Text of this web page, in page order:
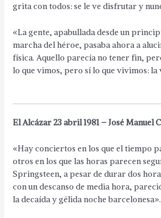
grita con todos: se le ve disfrutar y
«La gente, apabullada desde un
marcha del héroe, pasaba ahora a
física. Aquello parecía no tener fin,
lo que vimos, pero sí lo que vivimos:
El Alcázar 23 abril 1981 – José Manuel
«Hay conciertos en los que el tiempo
otros en los que las horas parecen
Springsteen, a pesar de durar dos
con un descanso de media hora,
la decaída y gélida noche barcelonesa».